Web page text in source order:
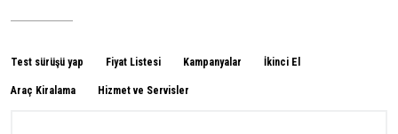
Test sürüşü yap Fiyat Listesi Kampanyalar İkinci El
Araç Kiralama Hizmet ve Servisler